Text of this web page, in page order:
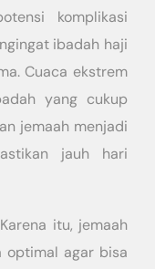
komplikasi
ibadah haji
Cuaca ekstrem
yang cukup
jemaah menjadi
jauh hari
itu, jemaah
optimal agar bisa